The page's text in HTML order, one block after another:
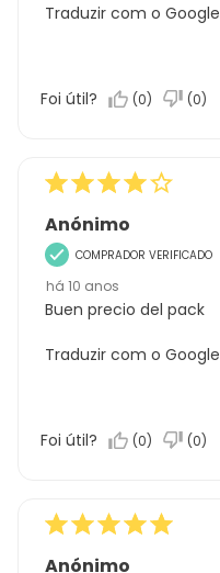
Traduzir com o Google
Foi útil? (0) (0)
Anónimo
COMPRADOR VERIFICADO
há 10 anos
Buen precio del pack
Traduzir com o Google
Foi útil? (0) (0)
Anónimo